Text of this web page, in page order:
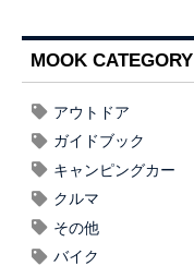
MOOK CATEGORY
アウトドア
ガイドブック
キャンピングカー
クルマ
その他
バイク